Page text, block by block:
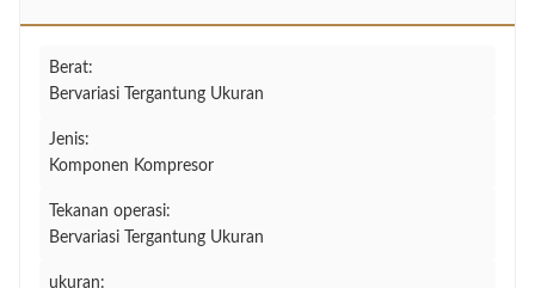
Berat:
Bervariasi Tergantung Ukuran
Jenis:
Komponen Kompresor
Tekanan operasi:
Bervariasi Tergantung Ukuran
ukuran: